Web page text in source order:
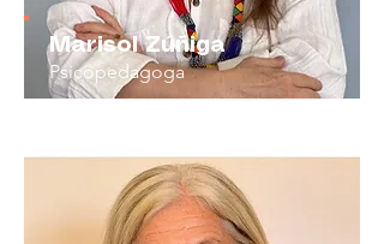
Marisol Zúñiga
Psicopedagoga